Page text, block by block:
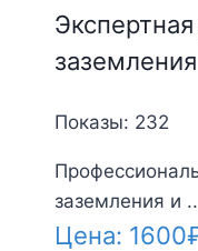
Показы: 232
заземления и
Цена: 1600